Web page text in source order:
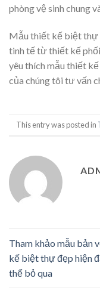
phòng vệ sinh chung
Mẫu thiết kế biệt thự
tinh tế từ thiết kế phối
yêu thích mẫu thiết
của chúng tôi tư vấn
This entry was posted in
Tham khảo mẫu bản
kế biệt thự đẹp hiện
thể bỏ qua